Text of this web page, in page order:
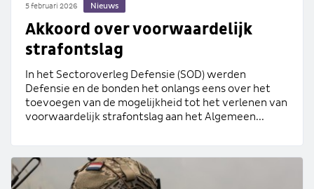
5 februari 2026 Nieuws
Akkoord over voorwaardelijk
strafontslag
In het Sectoroverleg Defensie (SOD) werden
Defensie en de bonden het onlangs eens over het
toevoegen van de mogelijkheid tot het verlenen van
voorwaardelijk strafontslag aan het Algemeen...